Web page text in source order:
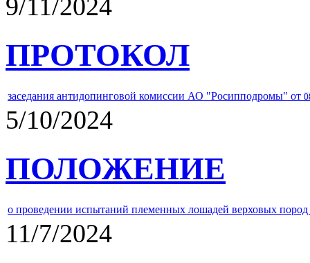
9/11/2024
ПРОТОКОЛ
заседания антидопинговой комиссии АО "Росипподромы" от
5/10/2024
ПОЛОЖЕНИЕ
о проведении испытаний племенных лошадей верховых
11/7/2024